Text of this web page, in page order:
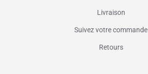
Livraison
Suivez votre commande
Retours